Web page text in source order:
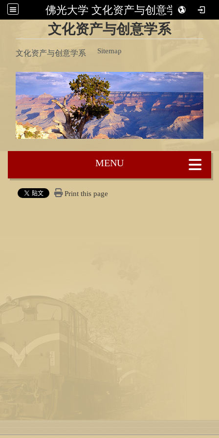
佛光大学 文化资产与创意学系
:::
文化资产与创意学系
Sitemap
文化资产与创意学系
Print this page